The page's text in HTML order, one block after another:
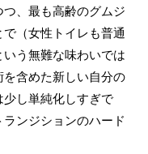
、最も高齢のグムジ
（女性トイレも普通
う無難な味わいでは
含めた新しい自分の
し単純化しすぎで
ンジションのハード